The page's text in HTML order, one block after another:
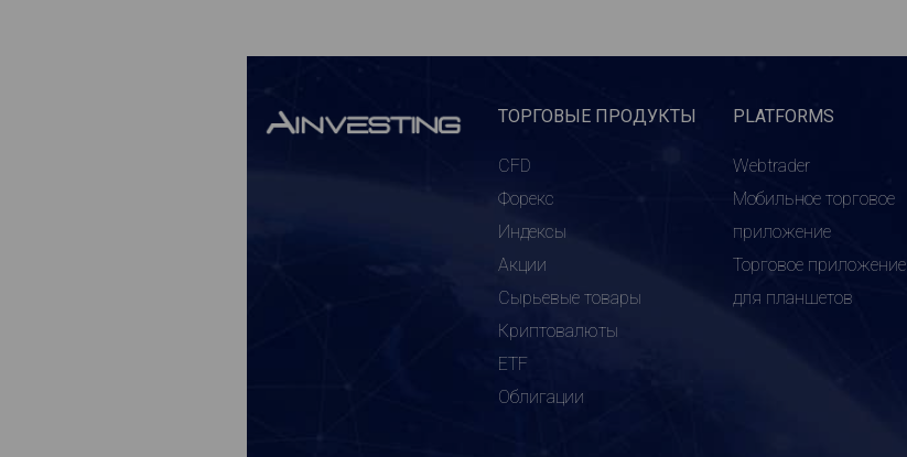
ТОРГОВЫЕ ПРОДУКТЫ
CFD
Форекс
Индексы
Акции
Сырьевые товары
Криптовалюты
ETF
Облигации
PLATFORMS
Webtrader
Мобильное торговое
приложение
Торговое приложение
для планшетов